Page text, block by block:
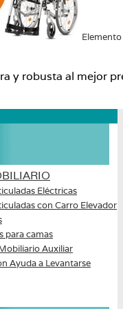
y robusta al mejor
Eléctricas
con Carro Elevador
para camas
Auxiliar
Ayuda a Levantarse